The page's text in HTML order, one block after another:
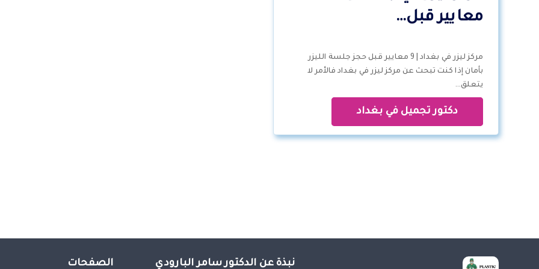
معايير قبل…
مركز ليزر في بغداد | 9 معايير قبل حجز جلسة الليزر
بأمان إذا كنت تبحث عن مركز ليزر في بغداد فالأمر لا
يتعلق…
دكتور تجميل في بغداد
نبذة عن الدكتور سامر البارودي الصفحات